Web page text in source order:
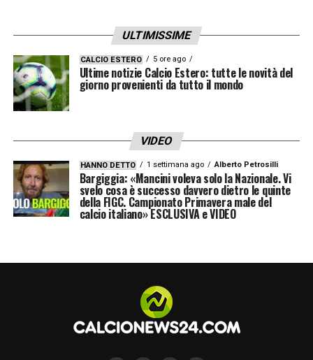
ULTIMISSIME
CALCIO ESTERO 5 ore ago
Ultime notizie Calcio Estero: tutte le novità del
giorno provenienti da tutto il mondo
VIDEO
HANNO DETTO 1 settimana ago Alberto Petrosilli
Bargiggia: «Mancini voleva solo la Nazionale. Vi
svelo cosa è successo davvero dietro le quinte
della FIGC. Campionato Primavera male del
calcio italiano» ESCLUSIVA e VIDEO